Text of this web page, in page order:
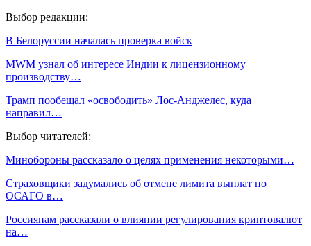
Выбор редакции:
В Белоруссии началась проверка войск
MWM узнал об интересе Индии к лицензионному
производству…
Трамп пообещал «освободить» Лос-Анджелес, куда
направил…
Выбор читателей:
Минобороны рассказало о целях применения некоторыми…
Страховщики задумались об отмене лимита выплат по
ОСАГО в…
Россиянам рассказали о влиянии регулирования криптовалют
на…